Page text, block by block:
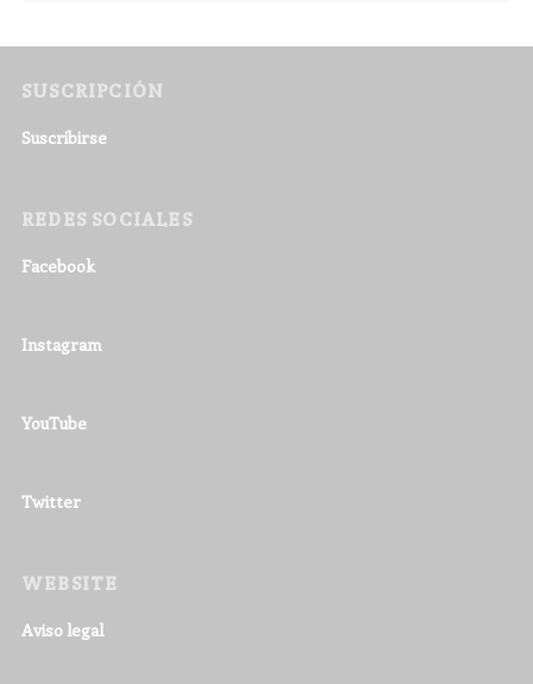
SUSCRIPCIÓN
Suscribirse
REDES SOCIALES
Facebook
Instagram
YouTube
Twitter
WEBSITE
Aviso legal